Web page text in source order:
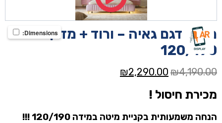
מיטה דגם גאיה – ורוד + מזרן מתנה
120/190
₪4,190.00
המחיר
היה:
₪2,290.00
מכירת חיסול !
הנחה משמעותית בקניית מיטה במידה 120/190 !!!
Dimensions: